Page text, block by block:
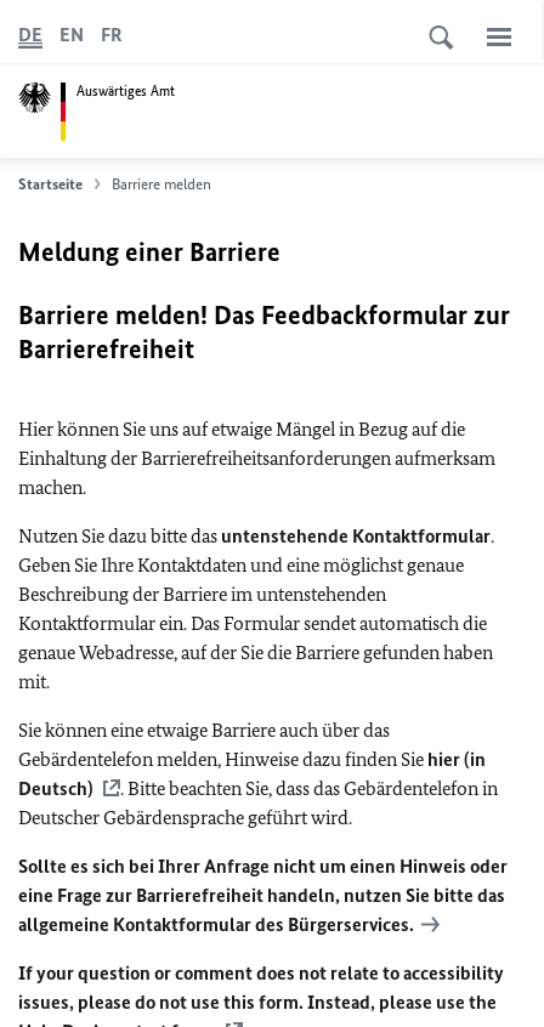
Auswärtiges Amt
DE EN FR
Startseite Barriere melden
Meldung einer Barriere
Barriere melden! Das Feedbackformular zur
Barrierefreiheit
Hier können Sie uns auf etwaige Mängel in Bezug auf die
Einhaltung der Barrierefreiheitsanforderungen aufmerksam
machen.
Nutzen Sie dazu bitte das untenstehende Kontaktformular.
Geben Sie Ihre Kontaktdaten und eine möglichst genaue
Beschreibung der Barriere im untenstehenden
Kontaktformular ein. Das Formular sendet automatisch die
genaue Webadresse, auf der Sie die Barriere gefunden haben
mit.
Sie können eine etwaige Barriere auch über das
Gebärdentelefon melden, Hinweise dazu finden Sie hier (in
Deutsch)
. Bitte beachten Sie, dass das Gebärdentelefon in
Deutscher Gebärdensprache geführt wird.
Sollte es sich bei Ihrer Anfrage nicht um einen Hinweis oder
eine Frage zur Barrierefreiheit handeln, nutzen Sie bitte das
allgemeine Kontaktformular des Bürgerservices.
If your question or comment does not relate to accessibility
issues, please do not use this form. Instead, please use the